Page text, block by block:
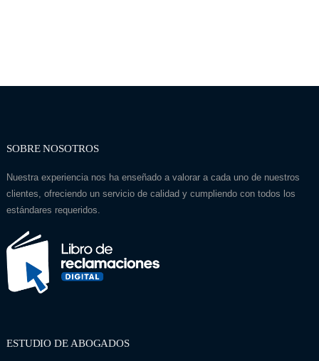
SOBRE NOSOTROS
Nuestra experiencia nos ha enseñado a valorar a cada uno de nuestros
clientes, ofreciendo un servicio de calidad y cumpliendo con todos los
estándares requeridos.
ESTUDIO DE ABOGADOS